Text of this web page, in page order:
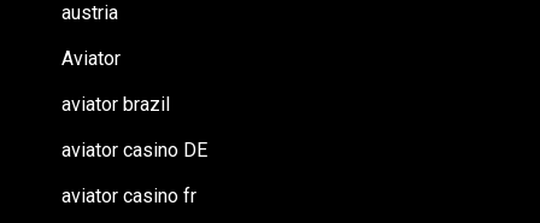
austria
Aviator
aviator brazil
aviator casino DE
aviator casino fr